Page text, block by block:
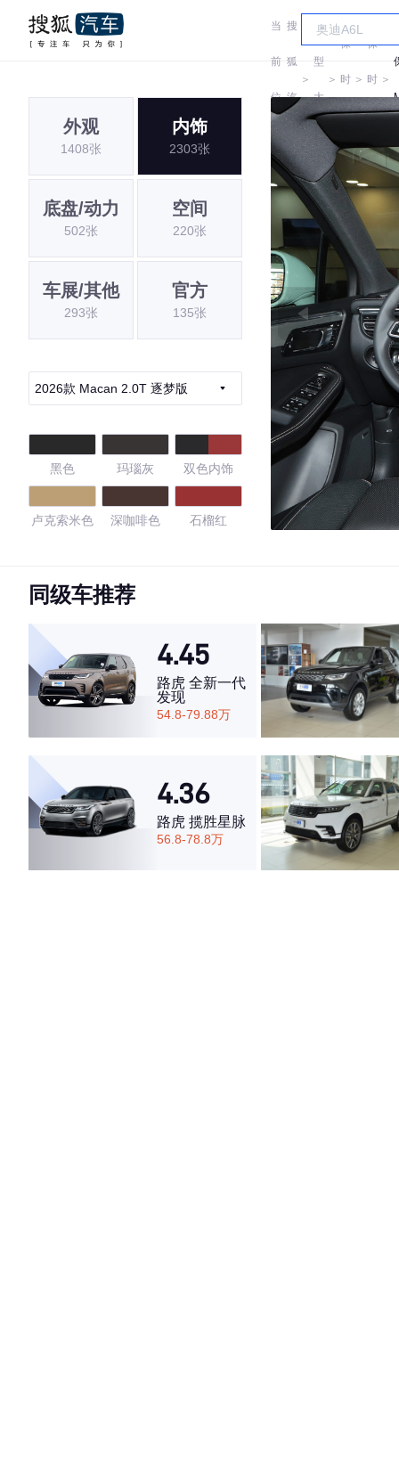
当
前
位
置:
搜
狐
汽
＞
车
型
大
全
＞
保
时
捷
＞
保
时
捷
＞
外观
1408张
内饰
2303张
底盘/动力
502张
空间
220张
车展/其他
293张
官方
135张
2026款 Macan 2.0T 逐梦版
黑色 玛瑙灰 双色内饰
卢克索米色 深咖啡色 石榴红
4.29
·外观表现较为优秀，优于63%同级车
·内饰表现一般，低于61%同级车
·空间表现一般，低于99%同级车
同级车推荐
4.45
路虎 全新一代
发现
54.8-79.88万
4.36
路虎 揽胜星脉
56.8-78.8万